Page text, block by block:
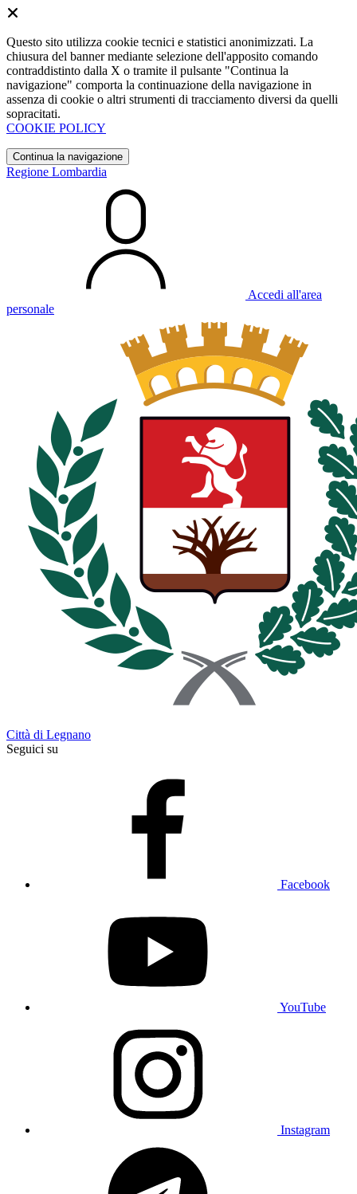
Questo sito utilizza cookie tecnici e statistici anonimizzati. La
chiusura del banner mediante selezione dell'apposito comando
contraddistinto dalla X o tramite il pulsante "Continua la
navigazione" comporta la continuazione della navigazione in
assenza di cookie o altri strumenti di tracciamento diversi da quelli
sopracitati.
COOKIE POLICY
Continua la navigazione
Regione Lombardia
Accedi all'area
personale
Città di Legnano
Seguici su
Facebook
YouTube
Instagram